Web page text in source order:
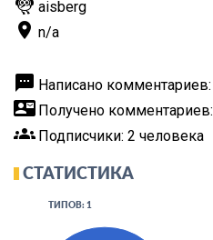
flutter_dash aisberg
place n/a
textsms Написано комментариев:
contact_mail Получено комментариев:
groups Подписчики: 2 человека
СТАТИСТИКА
ТИПОВ: 1